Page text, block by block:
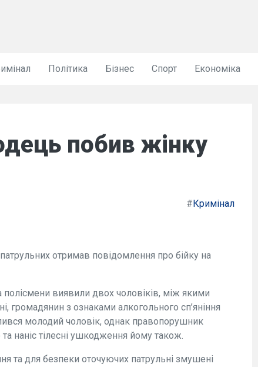
Політика Бізнес Спорт Економіка
побив жінку
#Кримінал
отримав повідомлення про бійку на
полісмени виявили двох чоловіків, між якими
громадянин з ознаками алкогольного сп’яніння
молодий чоловік, однак правопорушник
наніс тілесні ушкодження йому також.
та для безпеки оточуючих патрульні змушені